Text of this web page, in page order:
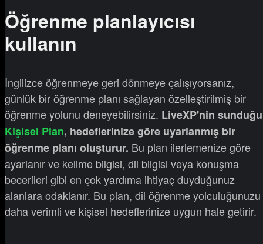
Öğrenme planlayıcısı
kullanın
İngilizce öğrenmeye geri dönmeye çalışıyorsanız,
günlük bir öğrenme planı sağlayan özelleştirilmiş bir
öğrenme yolunu deneyebilirsiniz. LiveXP'nin sunduğu
Kişisel Plan, hedeflerinize göre uyarlanmış bir
öğrenme planı oluşturur. Bu plan ilerlemenize göre
ayarlanır ve kelime bilgisi, dil bilgisi veya konuşma
becerileri gibi en çok yardıma ihtiyaç duyduğunuz
alanlara odaklanır. Bu plan, dil öğrenme yolculuğunuzu
daha verimli ve kişisel hedeflerinize uygun hale getirir.